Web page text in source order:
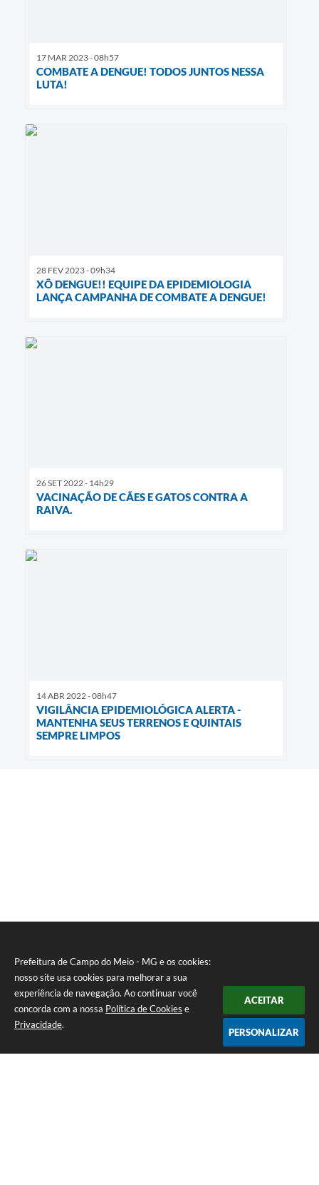
Prefeitura de Campo do Meio - MG e os cookies:
nosso site usa cookies para melhorar a sua
experiência de navegação. Ao continuar você
concorda com a nossa Política de Cookies e
Privacidade.
ACEITAR
PERSONALIZAR
17 MAR 2023 - 08h57
COMBATE A DENGUE! TODOS JUNTOS NESSA
LUTA!
28 FEV 2023 - 09h34
XÔ DENGUE!! EQUIPE DA EPIDEMIOLOGIA
LANÇA CAMPANHA DE COMBATE A DENGUE!
26 SET 2022 - 14h29
VACINAÇÃO DE CÃES E GATOS CONTRA A
RAIVA.
14 ABR 2022 - 08h47
VIGILÂNCIA EPIDEMIOLÓGICA ALERTA -
MANTENHA SEUS TERRENOS E QUINTAIS
SEMPRE LIMPOS